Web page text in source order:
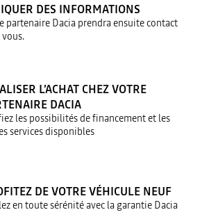
DES INFORMATIONS
partenaire Dacia prendra ensuite contact
vous.
L’ACHAT CHEZ VOTRE
DACIA
les possibilités de financement et les
services disponibles
DE VOTRE VÉHICULE NEUF
en toute sérénité avec la garantie Dacia